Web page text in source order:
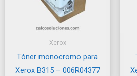
Xerox
Tóner monocromo para
Xerox B315 – 006R04377